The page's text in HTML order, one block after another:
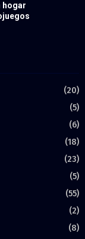
hogar
(20)
(5)
(6)
(18)
(23)
(5)
(55)
(2)
(8)